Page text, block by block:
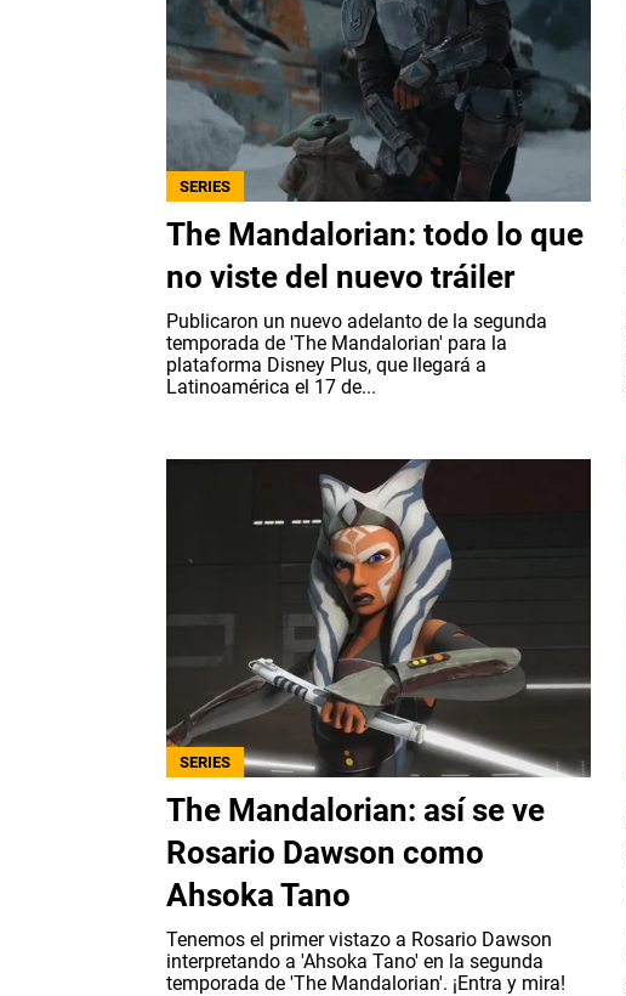
SERIES
The Mandalorian: todo lo que
no viste del nuevo tráiler
Publicaron un nuevo adelanto de la segunda
temporada de 'The Mandalorian' para la
plataforma Disney Plus, que llegará a
Latinoamérica el 17 de...
SERIES
The Mandalorian: así se ve
Rosario Dawson como
Ahsoka Tano
Tenemos el primer vistazo a Rosario Dawson
interpretando a 'Ahsoka Tano' en la segunda
temporada de 'The Mandalorian'. ¡Entra y mira!